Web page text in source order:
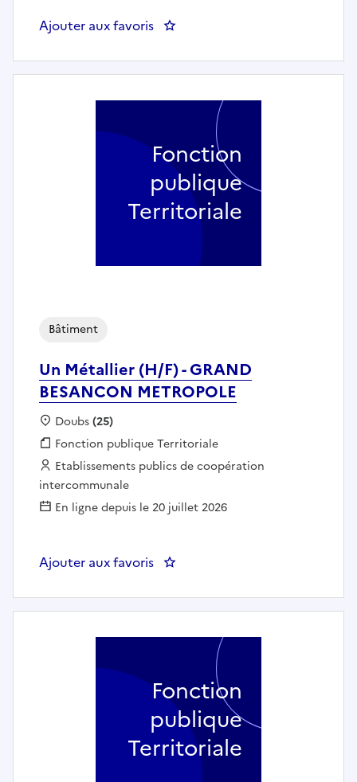
Ajouter aux favoris : Chargé de Programmation
Un Métallier (H/F) - GRAND
BESANCON METROPOLE
Bâtiment
Localisation :
Doubs(25)
Fonction publique :
Fonction publique Territoriale
Employeur :
Etablissements publics de coopération
intercommunale
En ligne depuis le 20 juillet 2026
Ajouter aux favoris : Un Métallier (H/F) - GRAND
Fonction
publique
Territoriale
Fonction
publique
Territoriale